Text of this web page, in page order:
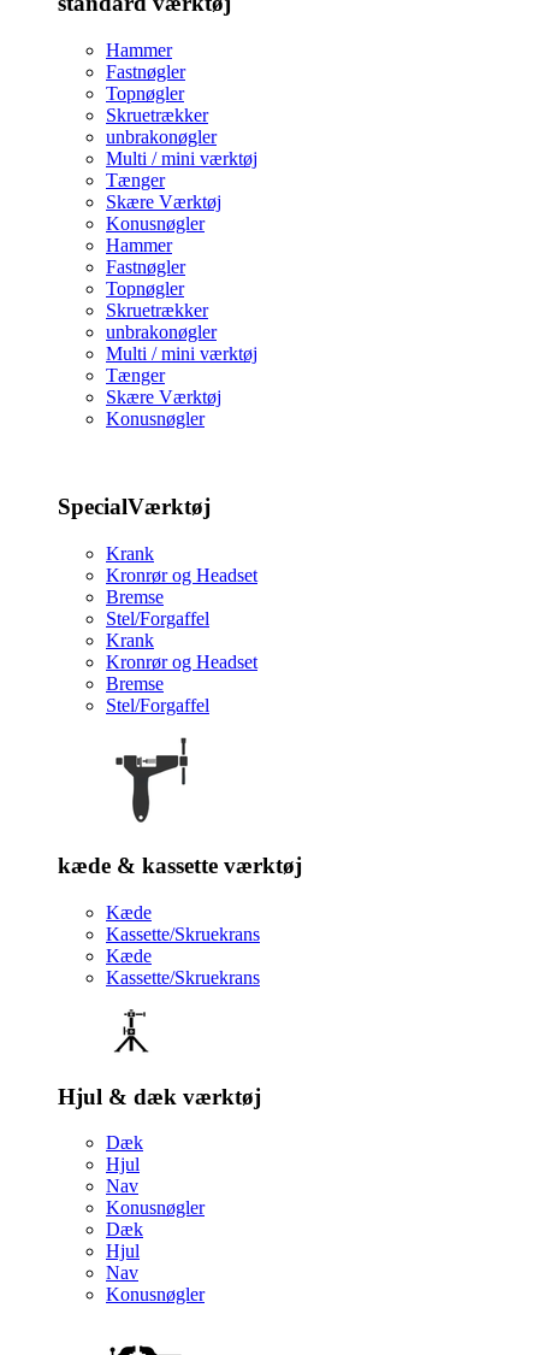
Hammer
Fastnøgler
Topnøgler
Skruetrækker
unbrakonøgler
Multi / mini værktøj
Tænger
Skære Værktøj
Konusnøgler
Hammer
Fastnøgler
Topnøgler
Skruetrækker
unbrakonøgler
Multi / mini værktøj
Tænger
Skære Værktøj
Konusnøgler
SpecialVærktøj
Krank
Kronrør og Headset
Bremse
Stel/Forgaffel
Krank
Kronrør og Headset
Bremse
Stel/Forgaffel
kæde & kassette værktøj
Kæde
Kassette/Skruekrans
Kæde
Kassette/Skruekrans
Hjul & dæk værktøj
Dæk
Hjul
Nav
Konusnøgler
Dæk
Hjul
Nav
Konusnøgler